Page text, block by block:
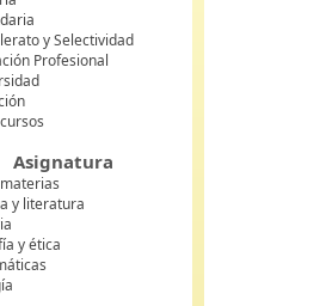
y Selectividad
Profesional
Asignatura
y literatura
y ética